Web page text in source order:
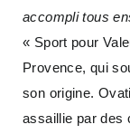
accompli tous
« Sport pour
Provence, qui
son origine.
assaillie par des